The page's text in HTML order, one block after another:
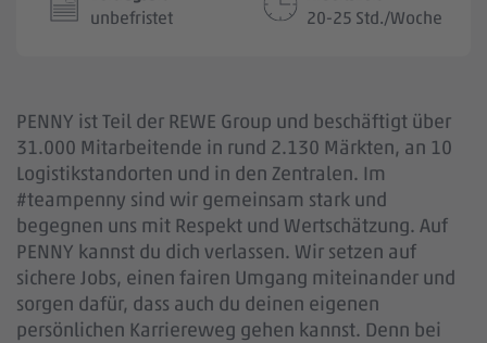
unbefristet 20-25 Std./Woche
PENNY ist Teil der REWE Group und beschäftigt über
31.000 Mitarbeitende in rund 2.130 Märkten, an 10
Logistikstandorten und in den Zentralen. Im
#teampenny sind wir gemeinsam stark und
begegnen uns mit Respekt und Wertschätzung. Auf
PENNY kannst du dich verlassen. Wir setzen auf
sichere Jobs, einen fairen Umgang miteinander und
sorgen dafür, dass auch du deinen eigenen
persönlichen Karriereweg gehen kannst. Denn bei